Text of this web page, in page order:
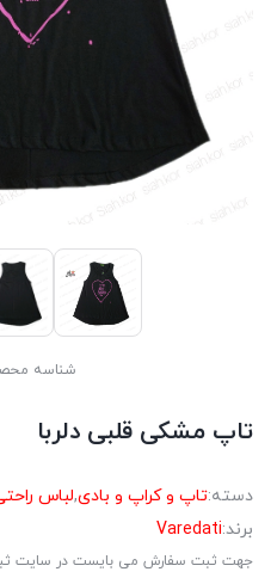
شناسه
تاپ مشکی قلبی دلربا
دسته:تاپ و کراپ و بادی,لباس
برند:Varedati
جهت ثبت سفارش می بایست در سایت